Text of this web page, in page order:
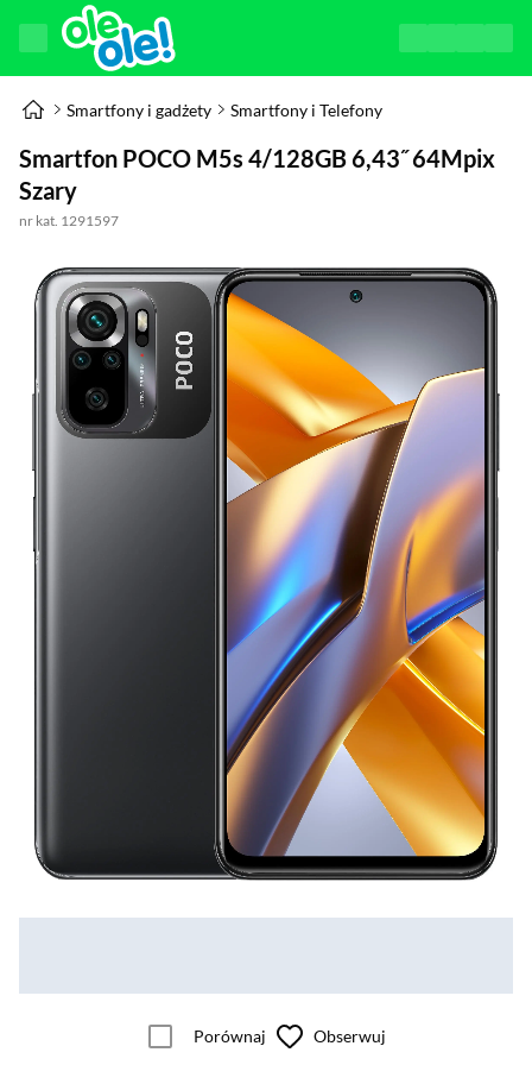
Smartfony i gadżety Smartfony i Telefony
Smartfon POCO M5s 4/128GB 6,43˝ 64Mpix
Szary
nr kat. 1291597
Porównaj Obserwuj